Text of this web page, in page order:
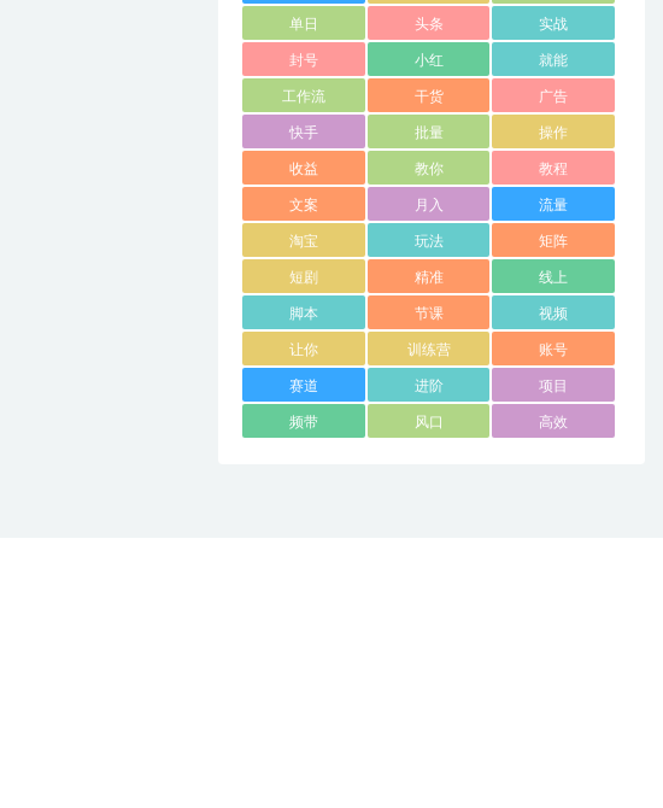
单日 头条 实战
封号 小红 就能
工作流 干货 广告
快手 批量 操作
收益 教你 教程
文案 月入 流量
淘宝 玩法 矩阵
短剧 精准 线上
脚本 节课 视频
让你 训练营 账号
赛道 进阶 项目
频带 风口 高效